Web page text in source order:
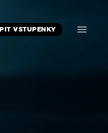
VSTUPENKY